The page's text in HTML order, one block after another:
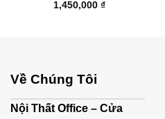
1,450,000 ₫
Về Chúng Tôi
Nội Thất Office – Cửa